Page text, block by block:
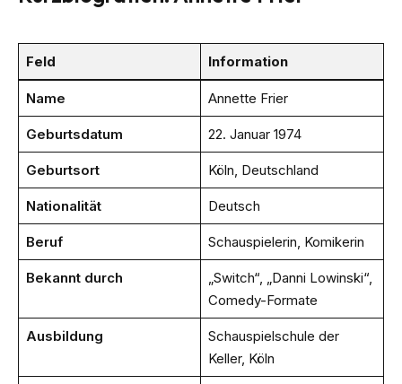
Feld Information
Name Annette Frier
Geburtsdatum 22. Januar 1974
Geburtsort Köln, Deutschland
Nationalität Deutsch
Beruf Schauspielerin, Komikerin
Bekannt durch
„Switch“, „Danni Lowinski“,
Comedy-Formate
Ausbildung
Schauspielschule der
Keller, Köln